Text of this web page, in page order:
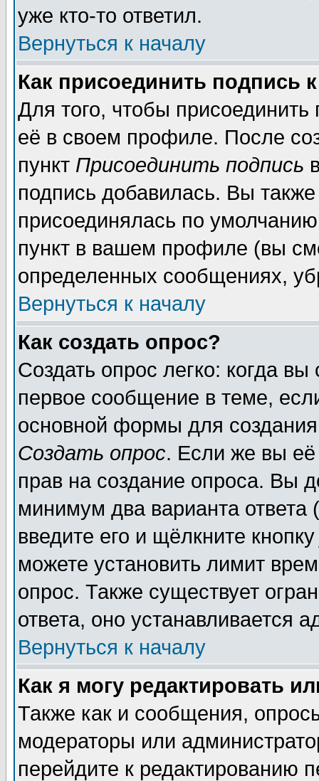
уже кто-то ответил.
Вернуться к началу
Как присоединить подпись
Для того, чтобы
её в своем профиле. После
пункт Присоединить подпись
подпись добавилась. Вы
присоединялась по
пункт в вашем профиле (вы
определенных сообщениях,
Вернуться к началу
Как создать опрос?
Создать опрос легко: когда
первое сообщение в теме,
основной формы для
Создать опрос. Если же вы её
прав на создание опроса. Вы
минимум два варианта ответа
введите его и щёлкните
можете установить лимит
опрос. Также существует
ответа, оно устанавливается
Вернуться к началу
Как я могу редактировать
Также как и сообщения,
модераторы или
перейдите к редактированию